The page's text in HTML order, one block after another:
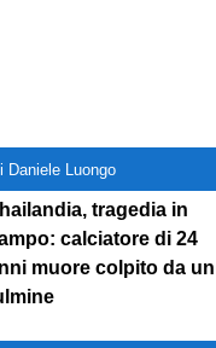
Daniele Luongo
tragedia in
calciatore di 24
muore colpito da un